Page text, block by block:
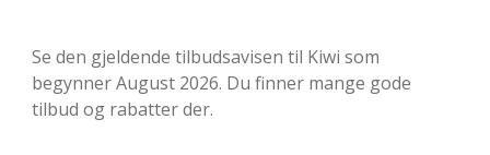
Se den gjeldende tilbudsavisen til Kiwi som
begynner August 2026. Du finner mange gode
tilbud og rabatter der.